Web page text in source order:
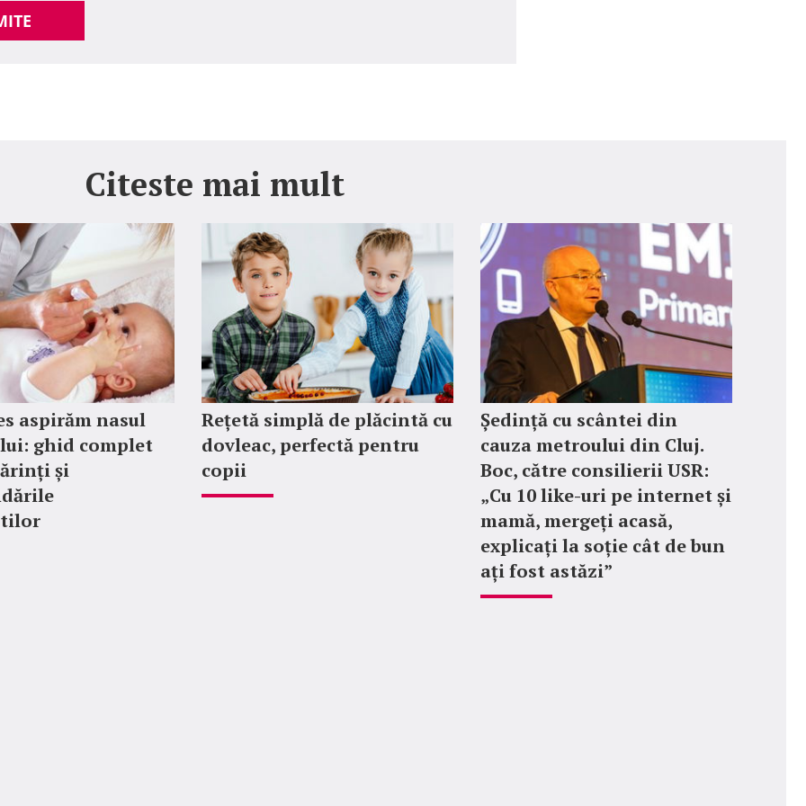
Citeste mai mult
aspirăm nasul
ghid complet
și
Rețetă simplă de plăcintă cu
dovleac, perfectă pentru
copii
Ședință cu scântei din
cauza metroului din Cluj.
Boc, către consilierii USR:
„Cu 10 like-uri pe internet și
mamă, mergeți acasă,
explicați la soție cât de bun
ați fost astăzi”